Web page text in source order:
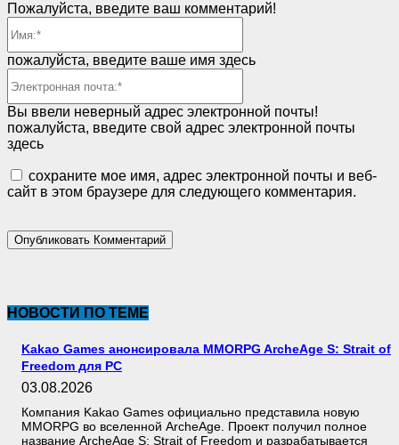
Пожалуйста, введите ваш комментарий!
пожалуйста, введите ваше имя здесь
Вы ввели неверный адрес электронной почты!
пожалуйста, введите свой адрес электронной почты
здесь
сохраните мое имя, адрес электронной почты и веб-
сайт в этом браузере для следующего комментария.
НОВОСТИ ПО ТЕМЕ
Kakao Games анонсировала MMORPG ArcheAge S: Strait of
Freedom для PC
03.08.2026
Компания Kakao Games официально представила новую
MMORPG во вселенной ArcheAge. Проект получил полное
название ArcheAge S: Strait of Freedom и разрабатывается